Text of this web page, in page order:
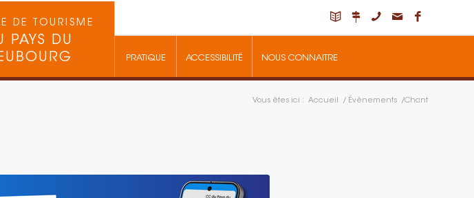
DE TOURISME
PAYS DU
PRATIQUE ACCESSIBILITÉ NOUS CONNAITRE
Vous êtes ici : Accueil / Évènements /Chant